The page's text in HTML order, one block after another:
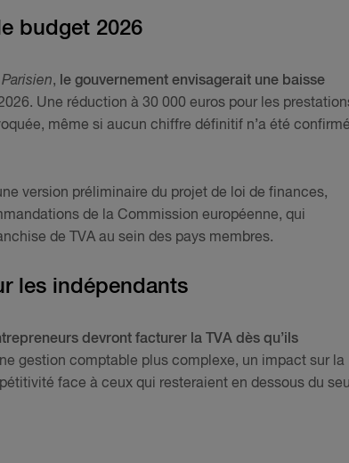
budget 2026
, le gouvernement envisagerait une baisse
Une réduction à 30 000 euros pour les
même si aucun chiffre définitif n’a été
version préliminaire du projet de loi de finances,
de la Commission européenne, qui
de TVA au sein des pays membres.
les indépendants
devront facturer la TVA dès qu’ils
gestion comptable plus complexe, un impact sur la
face à ceux qui resteraient en dessous du